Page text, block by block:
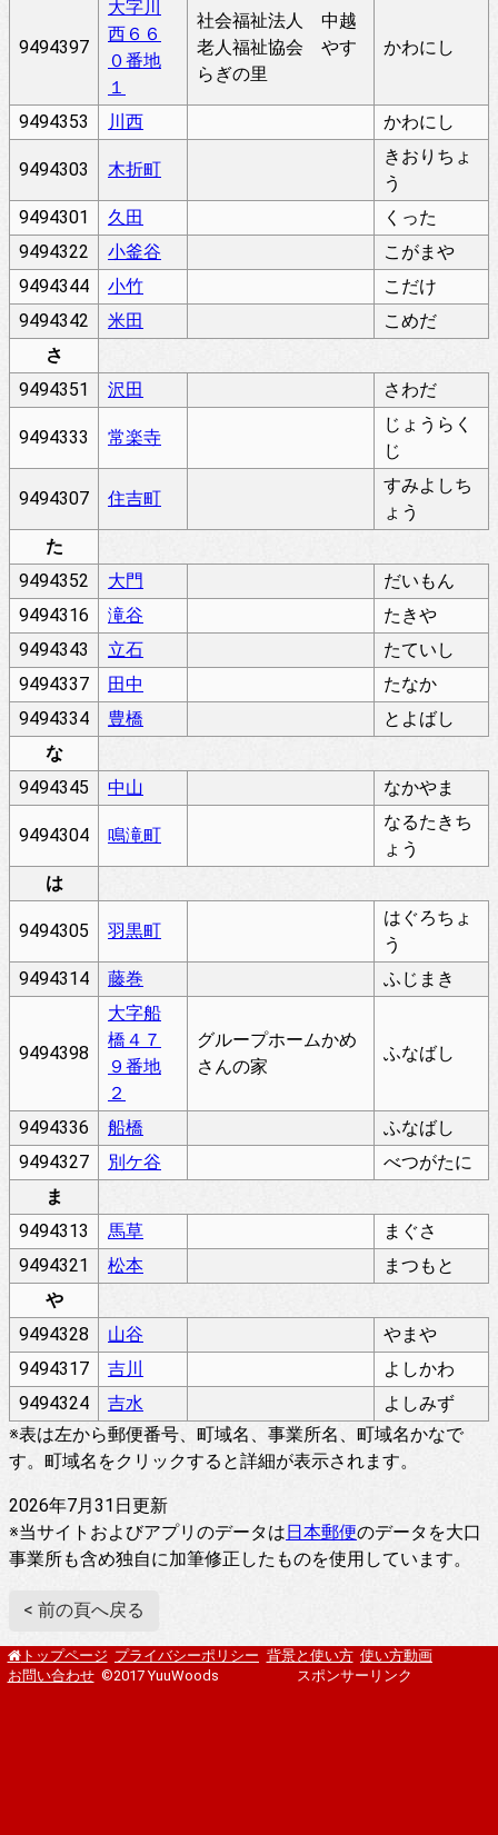
9494397
大字川
西６６
０番地
１
社会福祉法人 中越
老人福祉協会 やす
らぎの里
かわにし
9494353 川西 かわにし
9494303 木折町
きおりちょ
う
9494301
久田
くった
9494322
小釜谷
こがまや
9494344
小竹
こだけ
9494342
米田
こめだ
さ
9494351
沢田 さわだ
9494333 常楽寺
じょうらく
じ
9494307 住吉町
すみよしち
ょう
た
9494352
大門
だいもん
9494316
滝谷
たきや
9494343
立石
たていし
9494337
田中
たなか
9494334
豊橋
とよばし
な
9494345
中山 なかやま
9494304 鳴滝町
なるたきち
ょう
は
9494305 羽黒町
はぐろちょ
う
9494314
藤巻 ふじまき
9494398
大字船
橋４７
９番地
２
グループホームかめ
さんの家
ふなばし
9494336 船橋
ふなばし
9494327
別ケ谷
べつがたに
ま
9494313
馬草
まぐさ
9494321
松本
まつもと
や
9494328
山谷
やまや
9494317
吉川
よしかわ
9494324
吉水
よしみず
※表は左から郵便番号、町域名、事業所名、町域名かなで
す。町域名をクリックすると詳細が表示されます。
2026年7月31日更新
※当サイトおよびアプリのデータは日本郵便のデータを大口
事業所も含め独自に加筆修正したものを使用しています。
< 前の頁へ戻る
トップページ プライバシーポリシー 背景と使い方 使い方動画
お問い合わせ ©2017 YuuWoods スポンサーリンク